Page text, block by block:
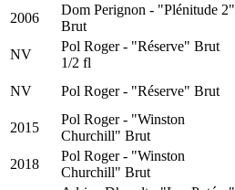
2006
Dom Perignon - "Plénitude 2"
Brut
NV
Pol Roger - "Réserve" Brut
1/2 fl
NV Pol Roger - "Réserve" Brut
2015
Pol Roger - "Winston
Churchill" Brut
2018
Pol Roger - "Winston
Churchill" Brut